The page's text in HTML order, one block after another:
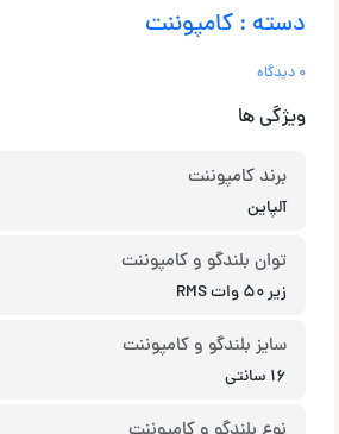
دسته : کامپوننت
0 دیدگاه
ویژگی ها
برند کامپوننت
آلپاین
توان بلندگو و کامپوننت
زیر 50 وات RMS
سایز بلندگو و کامپوننت
16 سانتی